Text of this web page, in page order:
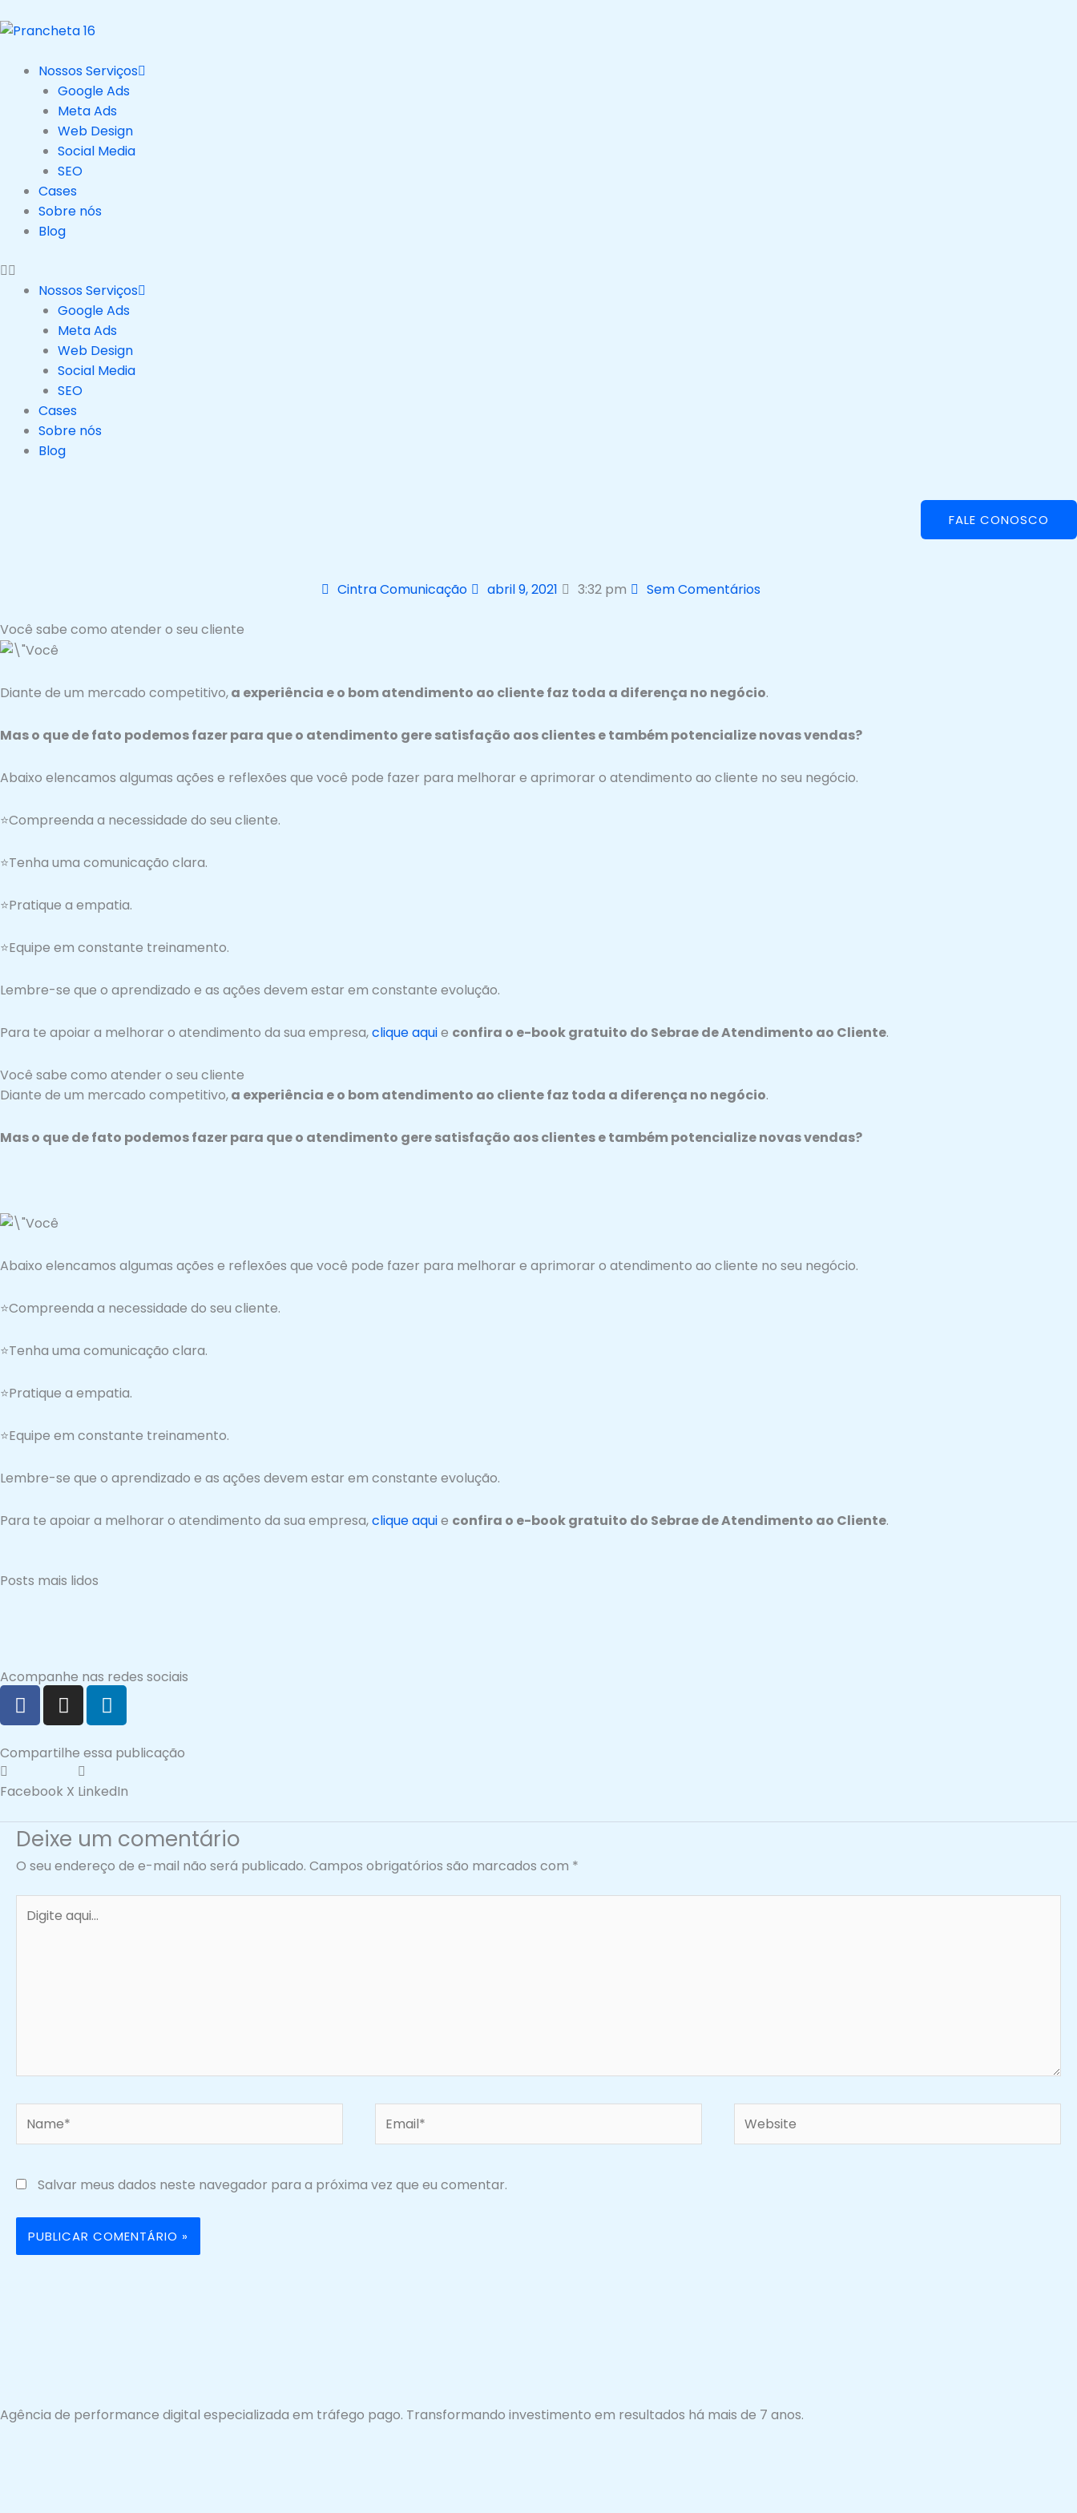
para
conteúdoNossos Serviços
Google Ads
Meta Ads
Web Design
Social Media
SEO
Cases
Sobre nós
Blog
Nossos Serviços
Google Ads
Meta Ads
Web Design
Social Media
SEO
Cases
Sobre nós
Blog
FALE CONOSCO
Cintra Comunicação abril 9, 2021 3:32 pm Sem Comentários
Você sabe como atender o seu cliente
Diante de um mercado competitivo,a experiência e o bom atendimento ao cliente faz toda a diferença no negócio.
Mas o que de fato podemos fazer para que o atendimento gere satisfação aos clientes e também potencialize novas vendas?
Abaixo elencamos algumas ações e reflexões que você pode fazer para melhorar e aprimorar o atendimento ao cliente no seu negócio.
⭐Compreenda a necessidade do seu cliente.
⭐Tenha uma comunicação clara.
⭐Pratique a empatia.
⭐Equipe em constante treinamento.
Lembre-se que o aprendizado e as ações devem estar em constante evolução.
Para te apoiar a melhorar o atendimento da sua empresa,clique aquie confira o e-book gratuito do Sebrae de Atendimento ao Cliente.
Você sabe como atender o seu cliente
Diante de um mercado competitivo,a experiência e o bom atendimento ao cliente faz toda a diferença no negócio.
Mas o que de fato podemos fazer para que o atendimento gere satisfação aos clientes e também potencialize novas vendas?
Abaixo elencamos algumas ações e reflexões que você pode fazer para melhorar e aprimorar o atendimento ao cliente no seu negócio.
⭐Compreenda a necessidade do seu cliente.
⭐Tenha uma comunicação clara.
⭐Pratique a empatia.
⭐Equipe em constante treinamento.
Lembre-se que o aprendizado e as ações devem estar em constante evolução.
Para te apoiar a melhorar o atendimento da sua empresa,clique aquie confira o e-book gratuito do Sebrae de Atendimento ao Cliente.
Posts mais lidos
Acompanhe nas redes sociais
F
a
c
e
o
o
k
I
n
s
t
g
r
a
m
L
i
n
k
d
i
n
Compartilhe essa publicação
Facebook X LinkedIn
Deixe um comentário
O seu endereço de e-mail não será publicado. Campos obrigatórios são marcados com *
aqui...
Salvar meus dados neste navegador para a próxima vez que eu comentar.
Agência de performance digital especializada em tráfego pago. Transformando investimento em resultados há mais de 7 anos.